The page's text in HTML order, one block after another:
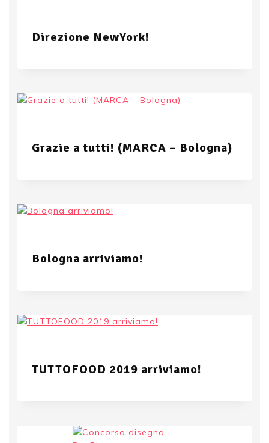
Direzione NewYork!
Grazie a tutti! (MARCA – Bologna)
Bologna arriviamo!
TUTTOFOOD 2019 arriviamo!